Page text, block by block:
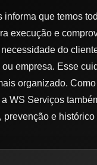
informa que temos
execução e
do
empresa. Esse
organizado.
WS Serviços
prevenção e